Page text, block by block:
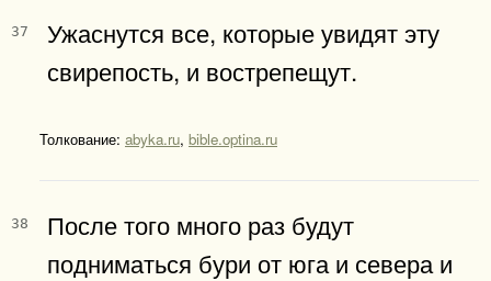
37
Ужаснутся все, которые увидят эту
свирепость, и вострепещут.
Толкование: abyka.ru, bible.optina.ru
38
После того много раз будут
подниматься бури от юга и севера и